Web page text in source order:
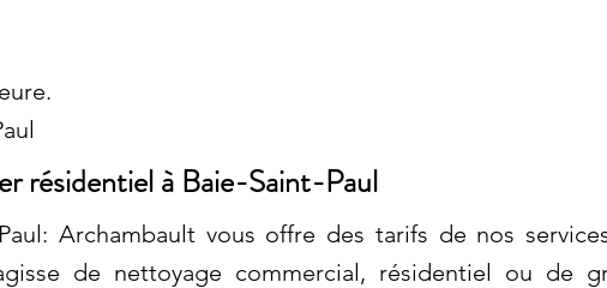
résidentiel à Baie-Saint-Paul
Archambault vous offre des tarifs de nos
de nettoyage commercial, résidentiel ou de